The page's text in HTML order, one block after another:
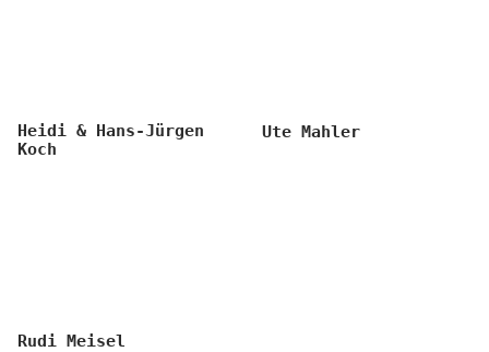
Heidi & Hans-Jürgen
Koch
Ute Mahler
Rudi Meisel